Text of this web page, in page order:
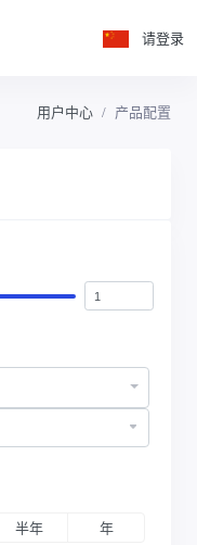
请登录
用户中心 产品配置
半年 年